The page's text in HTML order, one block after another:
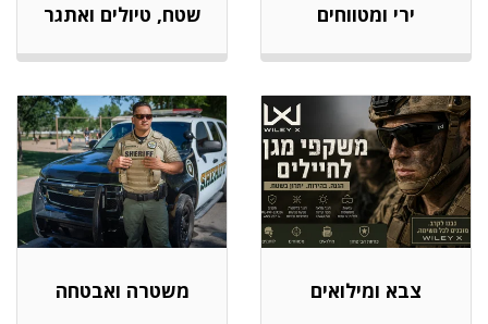
ירי ומטווחים שטח, טיולים ואתגר
צבא ומילואים משטרה ואבטחה